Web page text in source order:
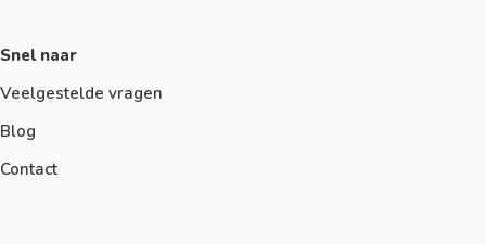
Snel naar
Veelgestelde vragen
Blog
Contact